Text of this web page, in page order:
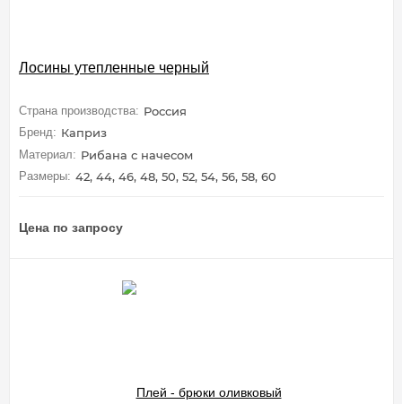
Лосины утепленные черный
Страна производства: Россия
Бренд: Каприз
Материал: Рибана с начесом
Размеры: 42, 44, 46, 48, 50, 52, 54, 56, 58, 60
Цена по запросу